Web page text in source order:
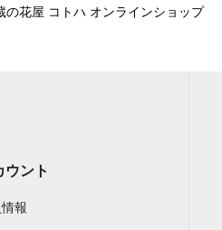
花屋 コトハ オンラインショップ
ウント
報